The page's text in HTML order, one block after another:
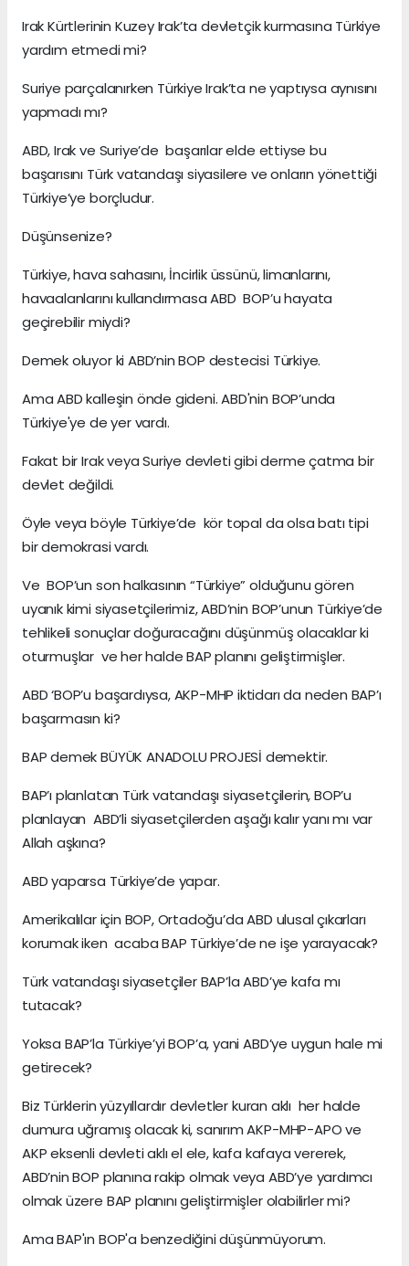
Irak Kürtlerinin Kuzey Irak’ta devletçik kurmasına Türkiye
yardım etmedi mi?
Suriye parçalanırken Türkiye Irak’ta ne yaptıysa aynısını
yapmadı mı?
ABD, Irak ve Suriye’de başarılar elde ettiyse bu
başarısını Türk vatandaşı siyasilere ve onların yönettiği
Türkiye’ye borçludur.
Düşünsenize?
Türkiye, hava sahasını, İncirlik üssünü, limanlarını,
havaalanlarını kullandırmasa ABD BOP’u hayata
geçirebilir miydi?
Demek oluyor ki ABD’nin BOP destecisi Türkiye.
Ama ABD kalleşin önde gideni. ABD'nin BOP’unda
Türkiye'ye de yer vardı.
Fakat bir Irak veya Suriye devleti gibi derme çatma bir
devlet değildi.
Öyle veya böyle Türkiye’de kör topal da olsa batı tipi
bir demokrasi vardı.
Ve BOP’un son halkasının “Türkiye” olduğunu gören
uyanık kimi siyasetçilerimiz, ABD’nin BOP’unun Türkiye’de
tehlikeli sonuçlar doğuracağını düşünmüş olacaklar ki
oturmuşlar ve her halde BAP planını geliştirmişler.
ABD ‘BOP’u başardıysa, AKP-MHP iktidarı da neden BAP’ı
başarmasın ki?
BAP demek BÜYÜK ANADOLU PROJESİ demektir.
BAP’ı planlatan Türk vatandaşı siyasetçilerin, BOP’u
planlayan ABD’li siyasetçilerden aşağı kalır yanı mı var
Allah aşkına?
ABD yaparsa Türkiye’de yapar.
Amerikalılar için BOP, Ortadoğu’da ABD ulusal çıkarları
korumak iken acaba BAP Türkiye’de ne işe yarayacak?
Türk vatandaşı siyasetçiler BAP’la ABD’ye kafa mı
tutacak?
Yoksa BAP’la Türkiye’yi BOP’a, yani ABD’ye uygun hale mi
getirecek?
Biz Türklerin yüzyıllardır devletler kuran aklı her halde
dumura uğramış olacak ki, sanırım AKP-MHP-APO ve
AKP eksenli devleti aklı el ele, kafa kafaya vererek,
ABD’nin BOP planına rakip olmak veya ABD’ye yardımcı
olmak üzere BAP planını geliştirmişler olabilirler mi?
Ama BAP'ın BOP'a benzediğini düşünmüyorum.